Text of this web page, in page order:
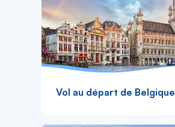
Vol au départ de Belgique